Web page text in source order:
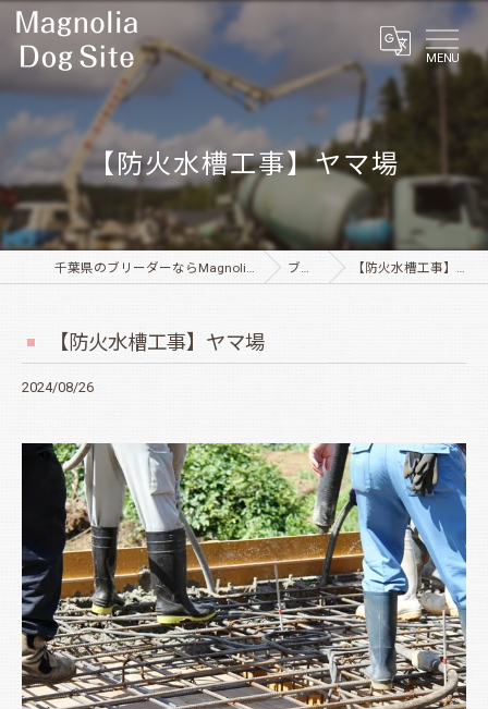
MENU
【防火水槽工事】ヤマ場
千葉県のブリーダーならMagnolia Dog Site ブログ 【防火水槽工事】ヤマ場
【防火水槽工事】ヤマ場
2024/08/26